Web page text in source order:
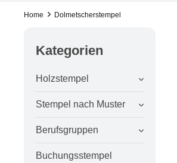
Home Dolmetscherstempel
Kategorien
Holzstempel
Stempel nach Muster
Berufsgruppen
Buchungsstempel